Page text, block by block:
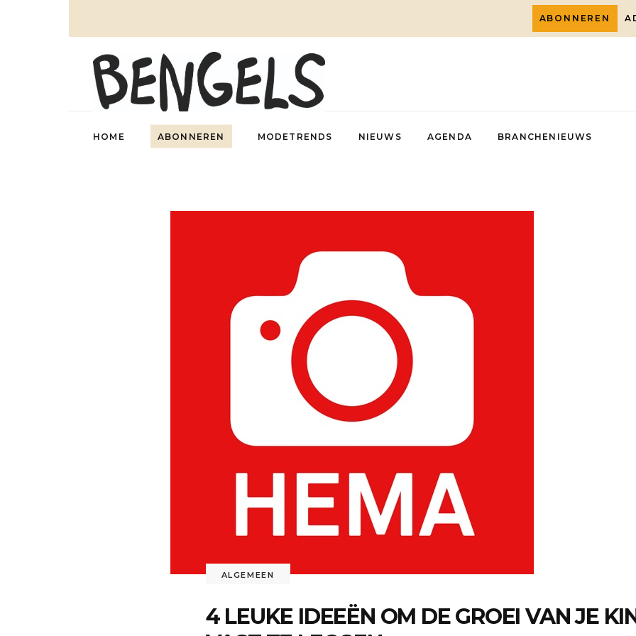
ABONNEREN
HOME ABONNEREN MODETRENDS NIEUWS AGENDA BRANCHENIEUWS
ALGEMEEN
4 LEUKE IDEEËN OM DE GROEI VAN JE